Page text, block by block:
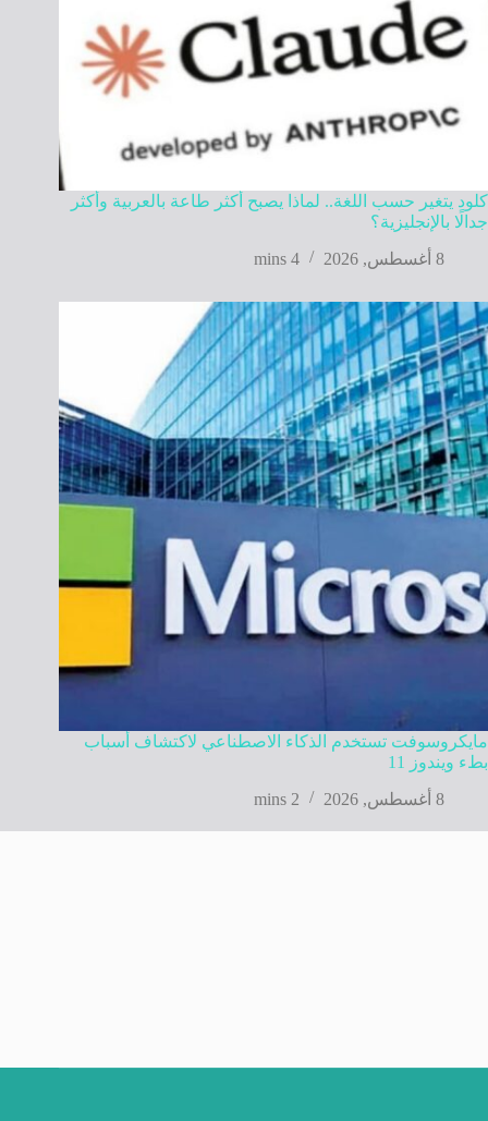
كلود يتغير حسب اللغة.. لماذا يصبح أكثر طاعة بالعربية وأكثر
جدالًا بالإنجليزية؟
8 أغسطس, 2026
4 mins
مايكروسوفت تستخدم الذكاء الاصطناعي لاكتشاف أسباب
بطء ويندوز 11
8 أغسطس, 2026
2 mins